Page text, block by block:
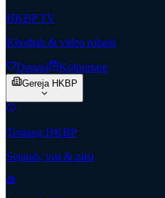
HKBP TV
Khotbah & video rohani
Donasi Kolportase
Gereja HKBP
Tentang HKBP
Sejarah, visi & misi